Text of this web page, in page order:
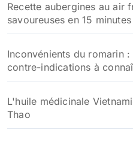
Recette aubergines au air
savoureuses en 15 minutes
Inconvénients du romarin
contre-indications à
L'huile médicinale
Thao